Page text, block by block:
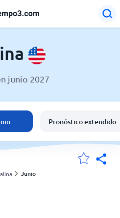
junio 2027
Pronóstico extendido
Junio